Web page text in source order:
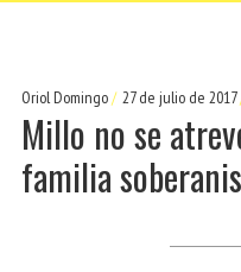
Oriol Domingo 27 de julio de 2017
Millo no se
familia